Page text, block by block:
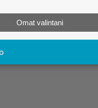
Omat valintani